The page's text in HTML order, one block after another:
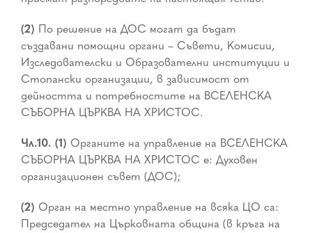
(2) По решение на ДОС могат да бъдат
създавани помощни органи – Съвети, Комисии,
Изследователски и Образователни институции и
Стопански организации, в зависимост от
дейността и потребностите на ВСЕЛЕНСКА
СЪБОРНА ЦЪРКВА НА ХРИСТОС.
Чл.10. (1) Органите на управление на ВСЕЛЕНСКА
СЪБОРНА ЦЪРКВА НА ХРИСТОС е: Духовен
организационен съвет (ДОС);
(2) Орган на местно управление на всяка ЦО са:
Председател на Църковната община (в кръга на